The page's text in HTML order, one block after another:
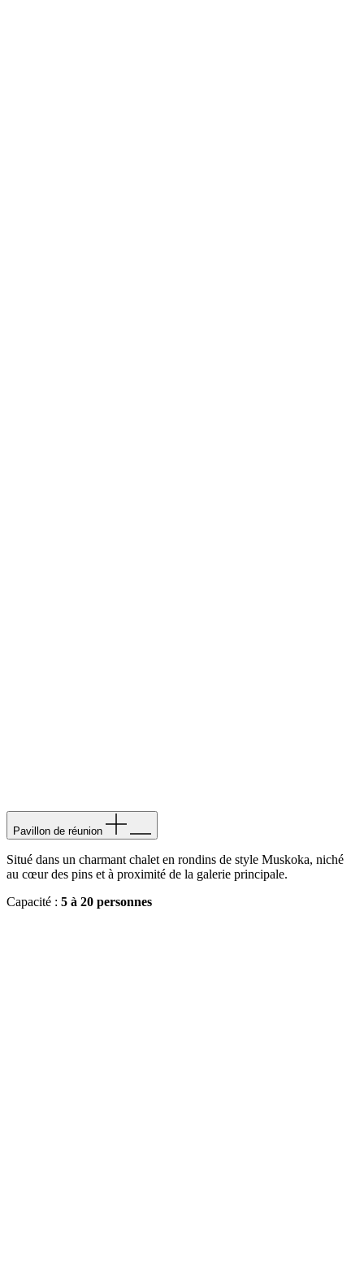
Pavillon de réunion
Situé dans un charmant chalet en rondins de style Muskoka, niché
au cœur des pins et à proximité de la galerie principale.
Capacité : 5 à 20 personnes